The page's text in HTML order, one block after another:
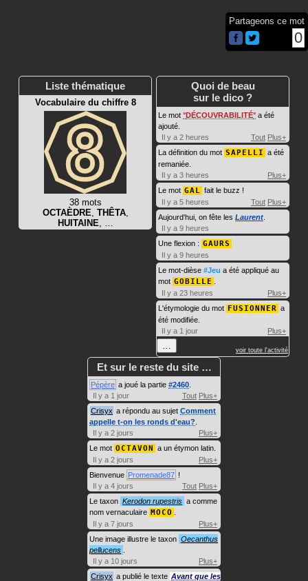
Partageons ce mot
0
Liste thématique
Vocabulaire du chiffre 8
38 mots
OCTAÈDRE THÊTA,
HUITAINE
Quoi de beau
sur le dico ?
Le mot DÉCOUVRABILITÉ a été
ajouté.
Il y a 2 heures
Tout Plus+
La définition du mot SAPELLI a été
remaniée.
Il y a 3 heures
Plus+
Le mot GAL fait le buzz !
Il y a 5 heures
Tout Plus+
Aujourd'hui, on fête les Laurent
Il y a 9 heures
Une flexion : GAURS
Il y a 9 heures
Le mot-dièse #Jeu a été appliqué au
mot GOBILLE
Il y a 23 heures
Plus+
L'étymologie du mot FUSIONNER a
été modifiée.
Il y a 1 jour
Plus+
voir toute l'activité
Et sur le reste du site …
Pépère a joué la partie #2460
Il y a 1 jour
Tout Plus+
Crisyx a répondu au sujet Comment
appelle t-on les ronds d'eau?
Il y a 2 jours
Plus+
Le mot OCTAVON a un étymon latin.
Il y a 2 jours
Plus+
Bienvenue Promenade87 !
Il y a 4 jours
Tout Plus+
Le taxon Kerodon rupestris a comme
nom vernaculaire MOCO
Il y a 7 jours
Plus+
Une image illustre le taxon Oecanthus
pellucens
Il y a 10 jours
Plus+
Crisyx a publié le texte Avant que les